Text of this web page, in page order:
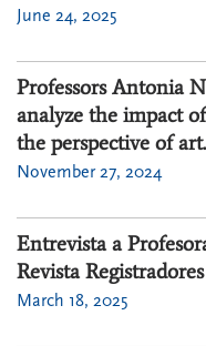
June 24, 2025
Professors Antonia
analyze the impact
the perspective of art.
November 27, 2024
Entrevista a
Revista
March 18, 2025